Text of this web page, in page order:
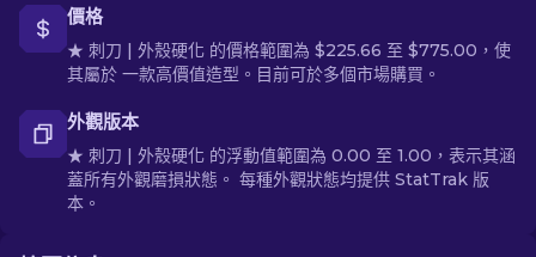
價格
★ 刺刀 | 外殼硬化 的價格範圍為 $225.66 至 $775.00，使
其屬於 一款高價值造型。目前可於多個市場購買。
外觀版本
★ 刺刀 | 外殼硬化 的浮動值範圍為 0.00 至 1.00，表示其涵
蓋所有外觀磨損狀態。 每種外觀狀態均提供 StatTrak 版
本。